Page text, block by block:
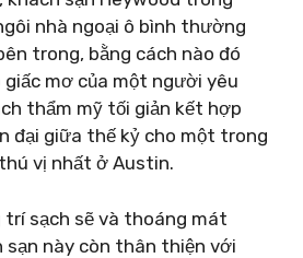
nhà ngoại ô bình thường
trong, bằng cách nào đó
mơ của một người yêu
thẩm mỹ tối giản kết hợp
đại giữa thế kỷ cho một trong
vị nhất ở Austin.
trí sạch sẽ và thoáng mát
sạn này còn thân thiện với